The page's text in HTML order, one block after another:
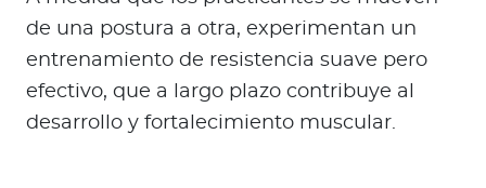
de una postura a otra, experimentan un
entrenamiento de resistencia suave pero
efectivo, que a largo plazo contribuye al
desarrollo y fortalecimiento muscular.